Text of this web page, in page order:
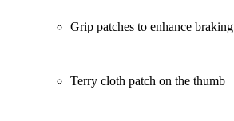
Grip patches to enhance braking
Terry cloth patch on the thumb